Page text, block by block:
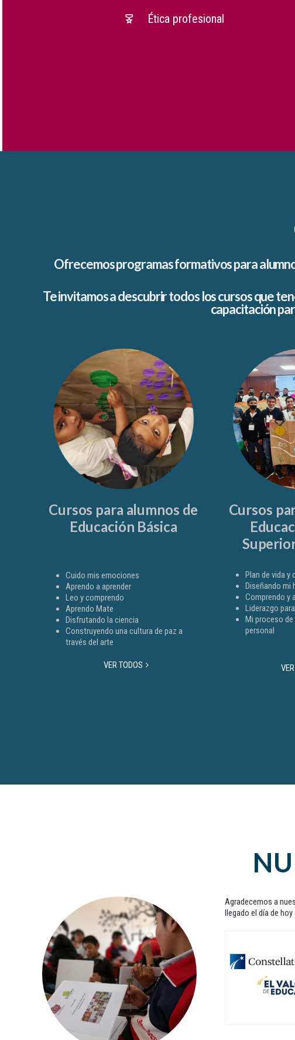
Ética profesional
Ofrecemos programas formativos para
Te invitamos a descubrir todos los cursos que
capacitación
Cursos para alumnos de
Educación Básica
Cuido mis emociones
Aprendo a aprender
Leo y comprendo
Aprendo Mate
Disfrutando la ciencia
Construyendo una cultura de paz a
través del arte
VER TODOS
Cursos
Plan de vida y
Diseñando mi
Comprendo y
Liderazgo
Mi proceso
personal
Agradecemos a
llegado el día de hoy